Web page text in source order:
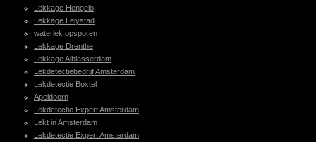
Lekkage Hengelo
Lekkage Lelystad
waterlek opsporen
Lekkage Drenthe
Lekkage Alblasserdam
Lekdetectiebedrijf Amsterdam
Lekdetectie Boxtel
Apeldoorn
Lekdetectie Expert Amsterdam
Lekt in Amsterdam
Lekdetectie Expert Amsterdam